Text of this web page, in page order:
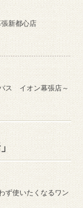
新都心店
ス イオン幕張店～
ず使いたくなるワン